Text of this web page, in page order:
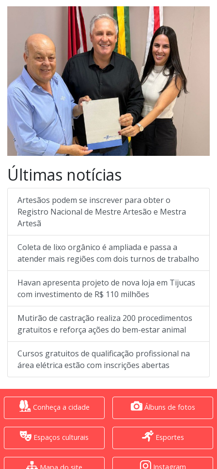
Últimas notícias
Artesãos podem se inscrever para obter o
Registro Nacional de Mestre Artesão e Mestra
Artesã
Coleta de lixo orgânico é ampliada e passa a
atender mais regiões com dois turnos de trabalho
Havan apresenta projeto de nova loja em Tijucas
com investimento de R$ 110 milhões
Mutirão de castração realiza 200 procedimentos
gratuitos e reforça ações do bem-estar animal
Cursos gratuitos de qualificação profissional na
área elétrica estão com inscrições abertas
Conheça a cidade Álbuns de fotos
Espaços culturais Esportes
Instagram